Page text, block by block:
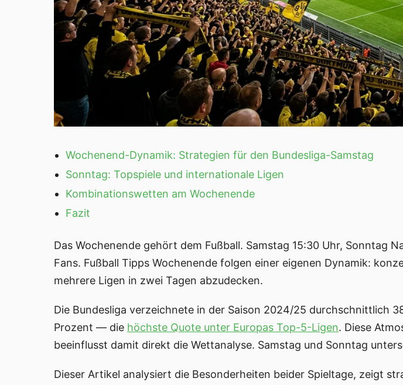
Wochenend-Dynamik: Strategien für den Bundesliga-Samstag
Sonntag: Topspiele und internationale Ligen
Kombinationswetten am Wochenende
Fazit
Das Wochenende gehört dem Fußball. Samstag 15:30 Uhr,
Fans. Fußball Tipps Wochenende folgen einer eigenen Dynamik:
mehrere Ligen in zwei Tagen abzudecken.
Die Bundesliga verzeichnete in der Saison 2024/25 durchschnittlich
Prozent — die höchste Quote unter Europas Top-5-Ligen. Diese
beeinflusst damit direkt die Wettanalyse. Samstag und Sonntag
Dieser Artikel analysiert die Besonderheiten beider Spieltage, zeigt